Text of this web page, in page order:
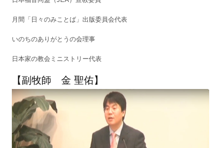
月間「日々のみことば」出版委員会代表
いのちのありがとうの会理事
日本家の教会ミニストリー代表
【副牧師 金 聖佑】